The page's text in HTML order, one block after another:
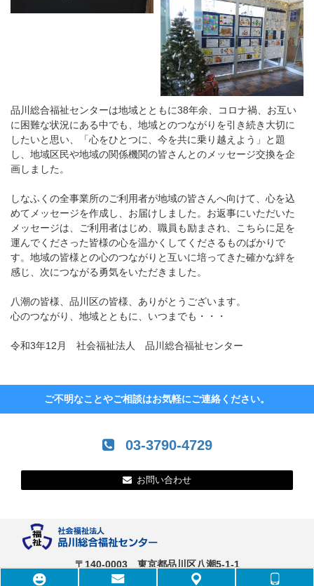
品川総合福祉センターは地域とともに38年余、コロナ禍、お互い
に困難な状況にある中でも、地域とのつながりを引き続き大切に
したいと思い、「心をひとつに、今を共に乗り越えよう」と題
し、地域区民や地域の関係機関の皆さんとのメッセージ交換を企
画しました。
しなふくの全事業所のご利用者が地域の皆さんへ向けて、心を込
めてメッセージを作成し、お届けしました。お返事にいただいた
メッセージは、ご利用者はじめ、職員も励まされ、こちらに足を
運んでくださった皆様の心を温かくしてくださるものばかりで
す。地域の皆様との心のつながりと互いに培ってきた確かな絆を
感じ、次につながる勇気をいただきました。
八潮の皆様、品川区の皆様、ありがとうございます。
心のつながり、地域とともに、いつまでも・・・
令和3年12月 社会福祉法人 品川総合福祉センター
ご不明なことやご相談はお気軽にご連絡ください。
03-3790-4729
お問い合わせ
〒140-0003 東京都品川区八潮5-1-1